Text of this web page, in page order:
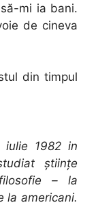
mi ia bani.
de cineva
din timpul
iulie 1982 in
științe
– la
la americani.